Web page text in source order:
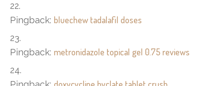
Pingback: bluechew tadalafil doses
Pingback: metronidazole topical gel 0.75 reviews